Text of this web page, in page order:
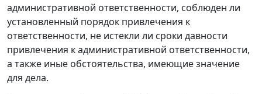
административной ответственности, соблюден ли
установленный порядок привлечения к
ответственности, не истекли ли сроки давности
привлечения к административной ответственности,
а также иные обстоятельства, имеющие значение
для дела.